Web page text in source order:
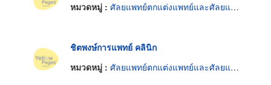
หมวดหมู่ : ศัลยแพทย์ตกแต่งแพทย์และศัลยแพทย์ปริญญา
ชิตพงษ์การแพทย์ คลินิก
หมวดหมู่ : ศัลยแพทย์ตกแต่งแพทย์และศัลยแพทย์ปริญญา